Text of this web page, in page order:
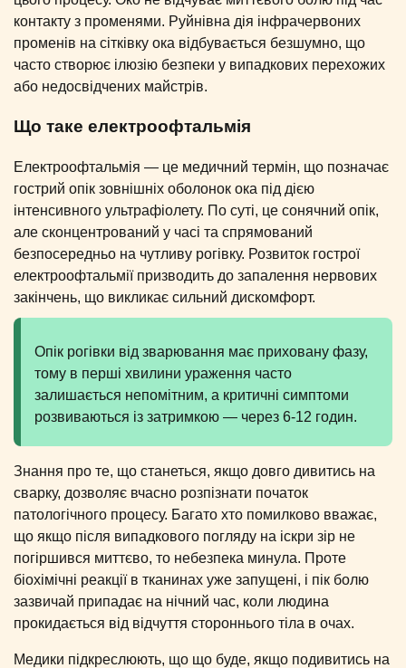
контакту з променями. Руйнівна дія інфрачервоних
променів на сітківку ока відбувається безшумно, що
часто створює ілюзію безпеки у випадкових перехожих
або недосвідчених майстрів.
Що таке електроофтальмія
Електроофтальмія — це медичний термін, що позначає
гострий опік зовнішніх оболонок ока під дією
інтенсивного ультрафіолету. По суті, це сонячний опік,
але сконцентрований у часі та спрямований
безпосередньо на чутливу рогівку. Розвиток гострої
електроофтальмії призводить до запалення нервових
закінчень, що викликає сильний дискомфорт.
Опік рогівки від зварювання має приховану фазу,
тому в перші хвилини ураження часто
залишається непомітним, а критичні симптоми
розвиваються із затримкою — через 6-12 годин.
Знання про те, що станеться, якщо довго дивитись на
сварку, дозволяє вчасно розпізнати початок
патологічного процесу. Багато хто помилково вважає,
що якщо після випадкового погляду на іскри зір не
погіршився миттєво, то небезпека минула. Проте
біохімічні реакції в тканинах уже запущені, і пік болю
зазвичай припадає на нічний час, коли людина
прокидається від відчуття стороннього тіла в очах.
Медики підкреслюють, що що буде, якщо подивитись на